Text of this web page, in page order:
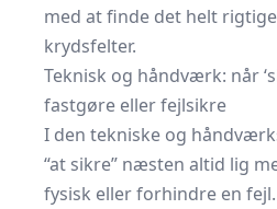
med at finde det helt
krydsfelter.
Teknisk og håndværk: når
fastgøre eller fejlsikre
I den tekniske og
“at sikre” næsten altid lig
fysisk eller forhindre en